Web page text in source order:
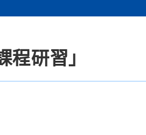
研習」